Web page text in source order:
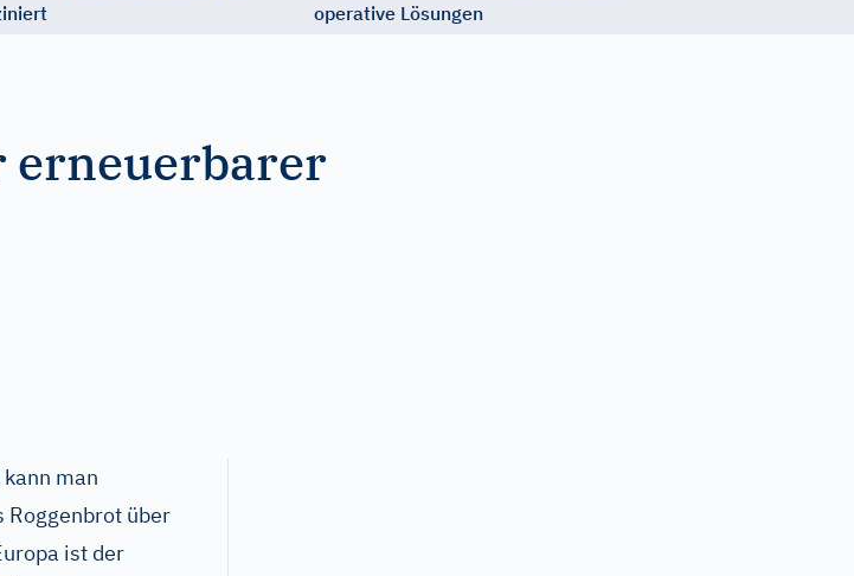
operative Lösungen
erneuerbarer
man
Roggenbrot über
ist der